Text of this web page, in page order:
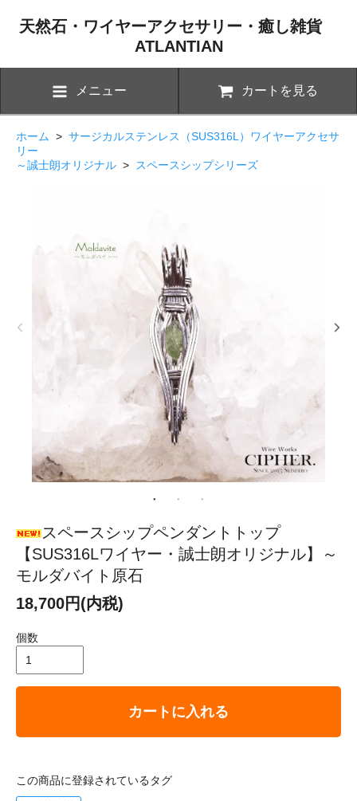
天然石・ワイヤーアクセサリー・癒し雑貨
ATLANTIAN
メニュー カートを見る
ホーム > サージカルステンレス（SUS316L）ワイヤーアクセサ
リー
～誠士朗オリジナル > スペースシップシリーズ
スペースシップペンダントトップ
【SUS316Lワイヤー・誠士朗オリジナル】～
モルダバイト原石
18,700円(内税)
個数
カートに入れる
この商品に登録されているタグ